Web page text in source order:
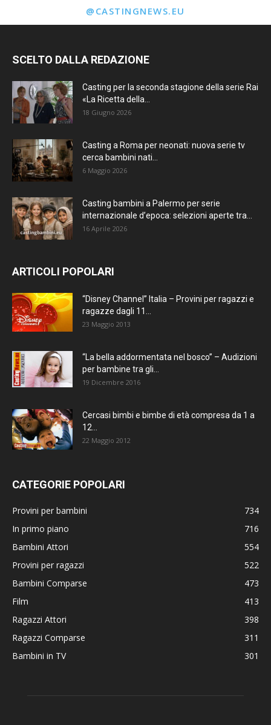
@CASTINGNEWS.EU
SCELTO DALLA REDAZIONE
Casting per la seconda stagione della serie Rai
«La Ricetta della...
18 Giugno 2026
Casting a Roma per neonati: nuova serie tv
cerca bambini nati...
6 Maggio 2026
Casting bambini a Palermo per serie
internazionale d’epoca: selezioni aperte tra...
16 Aprile 2026
ARTICOLI POPOLARI
“Disney Channel” Italia – Provini per ragazzi e
ragazze dagli 11...
23 Maggio 2013
“La bella addormentata nel bosco” – Audizioni
per bambine tra gli...
19 Dicembre 2016
Cercasi bimbi e bimbe di età compresa da 1 a
12...
22 Maggio 2012
CATEGORIE POPOLARI
Provini per bambini
734
In primo piano
716
Bambini Attori
554
Provini per ragazzi
522
Bambini Comparse
473
Film
413
Ragazzi Attori
398
Ragazzi Comparse
311
Bambini in TV
301